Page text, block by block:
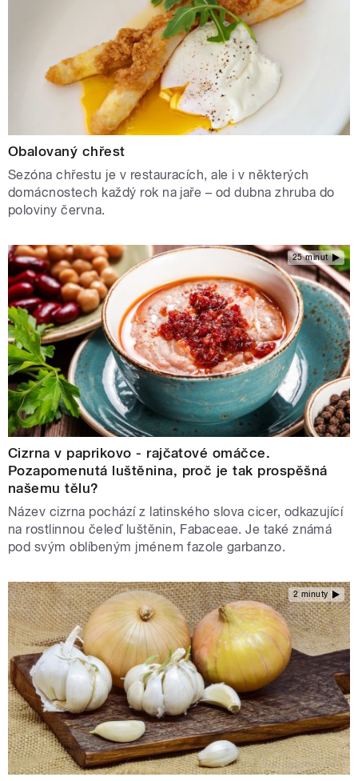
Obalovaný chřest
Sezóna chřestu je v restauracích, ale i v některých
domácnostech každý rok na jaře – od dubna zhruba do
poloviny června.
25 minut
Cizrna v paprikovo - rajčatové omáčce.
Pozapomenutá luštěnina, proč je tak prospěšná
našemu tělu?
Název cizrna pochází z latinského slova cicer, odkazující
na rostlinnou čeleď luštěnin, Fabaceae. Je také známá
pod svým oblíbeným jménem fazole garbanzo.
2 minuty